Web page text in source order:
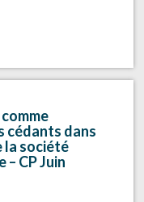
cédants dans
la société
CP Juin